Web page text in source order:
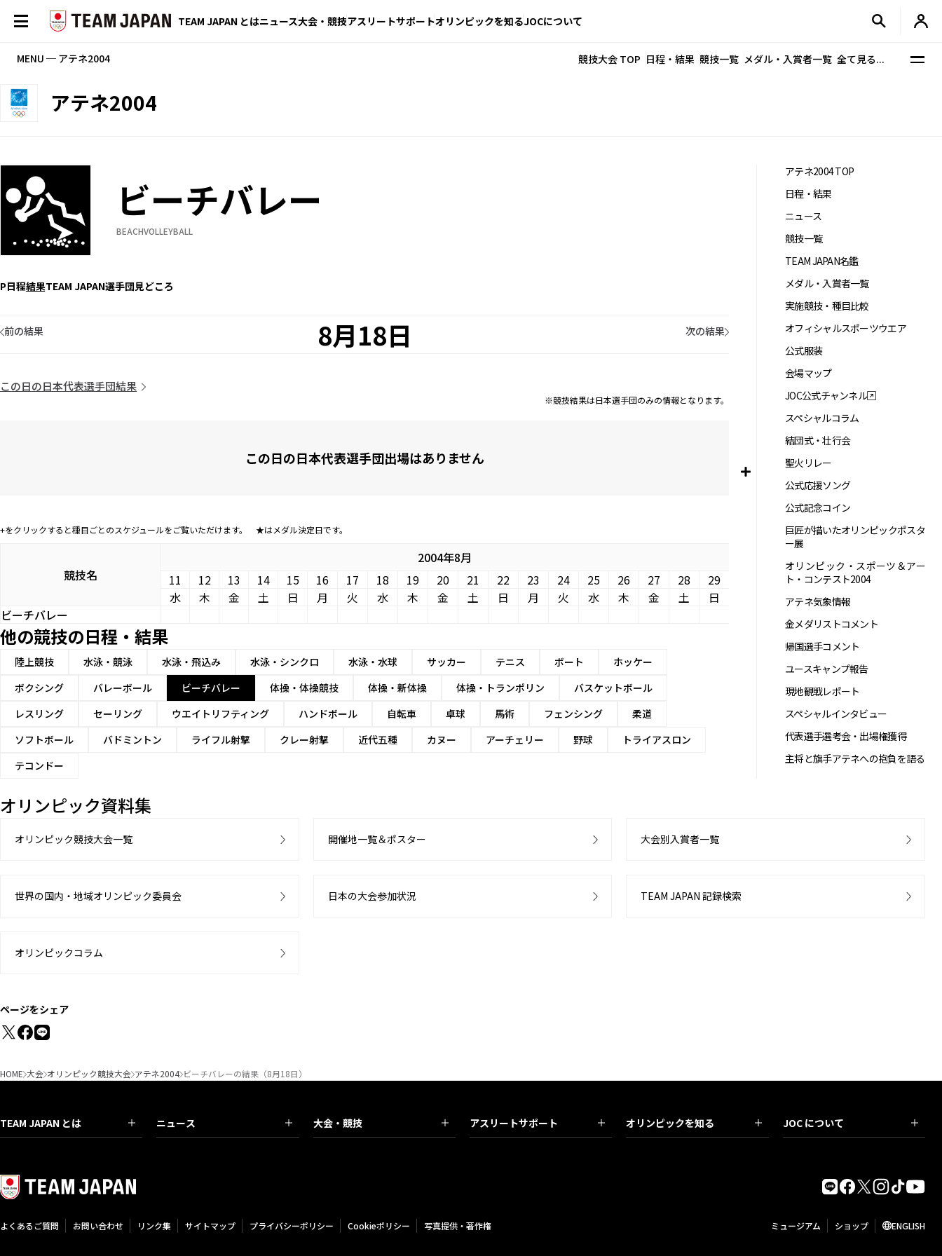
TEAM JAPAN とはニュース大会・競技アスリートサポートオリンピックを知るJOCについて
MENU ─ アテネ2004 競技大会 TOP 日程・結果 競技一覧 メダル・入賞者一覧 全て見る...
アテネ2004
ビーチバレー
BEACHVOLLEYBALL
日程結果TEAM JAPAN選手団見どころ
8月18日
前の結果 次の結果
この日の日本代表選手団結果
※競技結果は日本選手団のみの情報となります。
この日の日本代表選手団出場はありません
+をクリックすると種目ごとのスケジュールをご覧いただけます。 ★はメダル決定日です。
競技名
2004年8月
11
12 13 14 15 16 17 18 19 20 21 22 23 24 25 26 27 28
29
水
木 金 土 日 月 火 水 木 金 土 日 月 火 水 木 金 土
日
ビーチバレー
他の競技の日程・結果
陸上競技 水泳・競泳 水泳・飛込み 水泳・シンクロ 水泳・水球 サッカー テニス ボート
ホッケー
ボクシング
バレーボール ビーチバレー 体操・体操競技 体操・新体操 体操・トランポリン
バスケットボール
レスリング
セーリング ウエイトリフティング ハンドボール 自転車 卓球 馬術 フェンシング
柔道
ソフトボール
バドミントン ライフル射撃 クレー射撃 近代五種 カヌー アーチェリー 野球
トライアスロン
テコンドー
アテネ2004 TOP
日程・結果
ニュース
競技一覧
TEAM JAPAN名鑑
メダル・入賞者一覧
実施競技・種目比較
オフィシャルスポーツウエア
公式服装
会場マップ
JOC公式チャンネル
スペシャルコラム
結団式・壮行会
聖火リレー
公式応援ソング
公式記念コイン
巨匠が描いたオリンピックポスタ
ー展
オリンピック・スポーツ＆アー
ト・コンテスト2004
アテネ気象情報
金メダリストコメント
帰国選手コメント
ユースキャンプ報告
現地観戦レポート
スペシャルインタビュー
代表選手選考会・出場権獲得
主将と旗手アテネへの抱負を語る
オリンピック資料集
オリンピック競技大会一覧 開催地一覧＆ポスター 大会別入賞者一覧
世界の国内・地域オリンピック委員会 日本の大会参加状況 TEAM JAPAN 記録検索
オリンピックコラム
ページをシェア
HOME 大会 オリンピック競技大会 アテネ2004 ビーチバレーの結果（8月18日）
TEAM JAPAN とは ニュース 大会・競技 アスリートサポート オリンピックを知る JOC について
よくあるご質問 お問い合わせ リンク集 サイトマップ プライバシーポリシー Cookieポリシー 写真提供・著作権 ミュージアム ショップ ENGLISH